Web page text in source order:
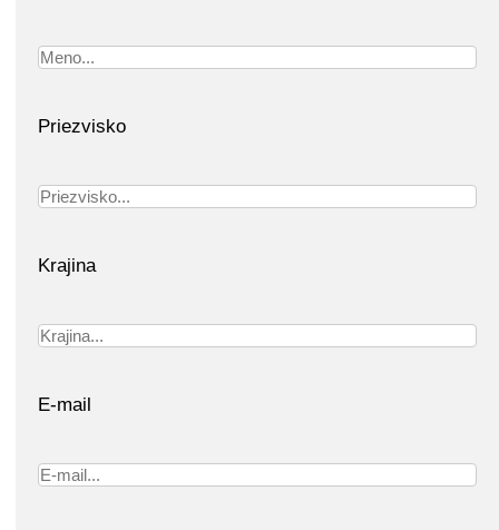
Priezvisko
Krajina
E-mail